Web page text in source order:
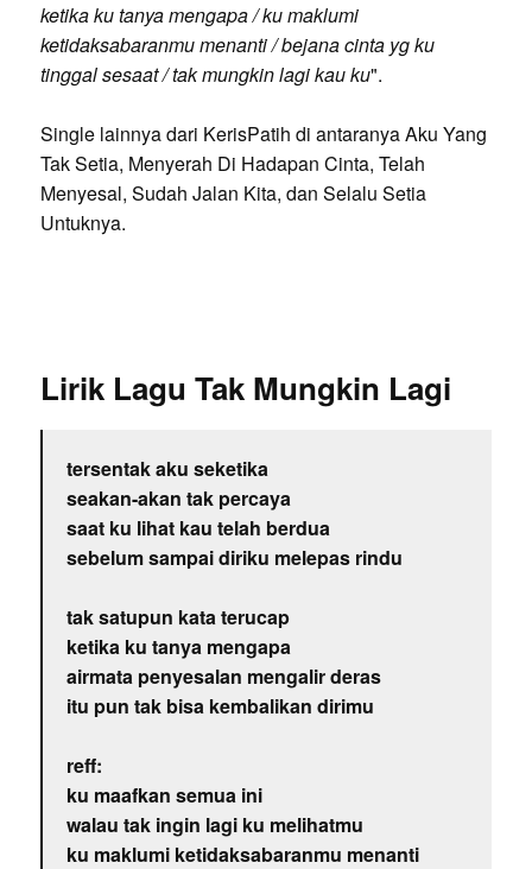
ketika ku tanya mengapa / ku maklumi
ketidaksabaranmu menanti / bejana cinta yg ku
tinggal sesaat / tak mungkin lagi kau ku".
Single lainnya dari KerisPatih di antaranya Aku Yang
Tak Setia, Menyerah Di Hadapan Cinta, Telah
Menyesal, Sudah Jalan Kita, dan Selalu Setia
Untuknya.
Lirik Lagu Tak Mungkin Lagi
tersentak aku seketika
seakan-akan tak percaya
saat ku lihat kau telah berdua
sebelum sampai diriku melepas rindu
tak satupun kata terucap
ketika ku tanya mengapa
airmata penyesalan mengalir deras
itu pun tak bisa kembalikan dirimu
reff:
ku maafkan semua ini
walau tak ingin lagi ku melihatmu
ku maklumi ketidaksabaranmu menanti